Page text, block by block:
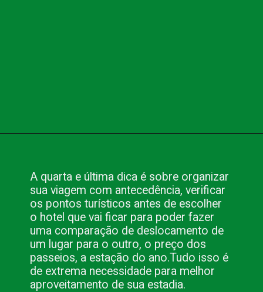
A quarta e última dica é sobre organizar
sua viagem com antecedência, verificar
os pontos turísticos antes de escolher
o hotel que vai ficar para poder fazer
uma comparação de deslocamento de
um lugar para o outro, o preço dos
passeios, a estação do ano.Tudo isso é
de extrema necessidade para melhor
aproveitamento de sua estadia.